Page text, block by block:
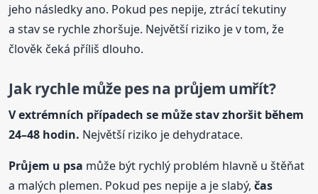
jeho následky ano. Pokud pes nepije, ztrácí tekutiny
a stav se rychle zhoršuje. Největší riziko je v tom, že
člověk čeká příliš dlouho.
Jak rychle může pes na průjem umřít?
V extrémních případech se může stav zhoršit během
24–48 hodin. Největší riziko je dehydratace.
Průjem u psa může být rychlý problém hlavně u štěňat
a malých plemen. Pokud pes nepije a je slabý,čas